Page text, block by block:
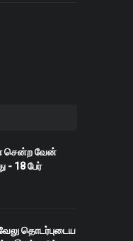
சென்ற வேன்
- 18 பேர்
தொடர்புடைய